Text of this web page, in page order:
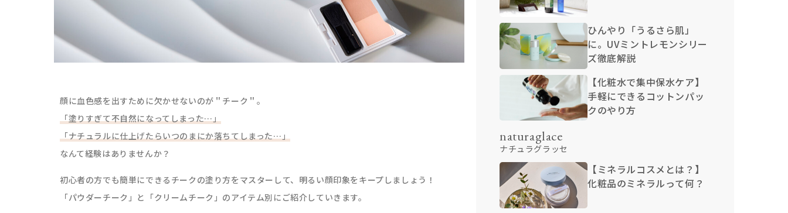
顔に血色感を出すために欠かせないのが＂チーク＂。
「塗りすぎて不自然になってしまった…」
「ナチュラルに仕上げたらいつのまにか落ちてしまった…」
なんて経験はありませんか？
初心者の方でも簡単にできるチークの塗り方をマスターして、明るい顔印象をキープしましょう！
「パウダーチーク」と「クリームチーク」のアイテム別にご紹介していきます。
ひんやり「うるさら肌」
に。UVミントレモンシリー
ズ徹底解説
【化粧水で集中保水ケア】
手軽にできるコットンパッ
クのやり方
naturaglace
ナチュラグラッセ
【ミネラルコスメとは？】
化粧品のミネラルって何？